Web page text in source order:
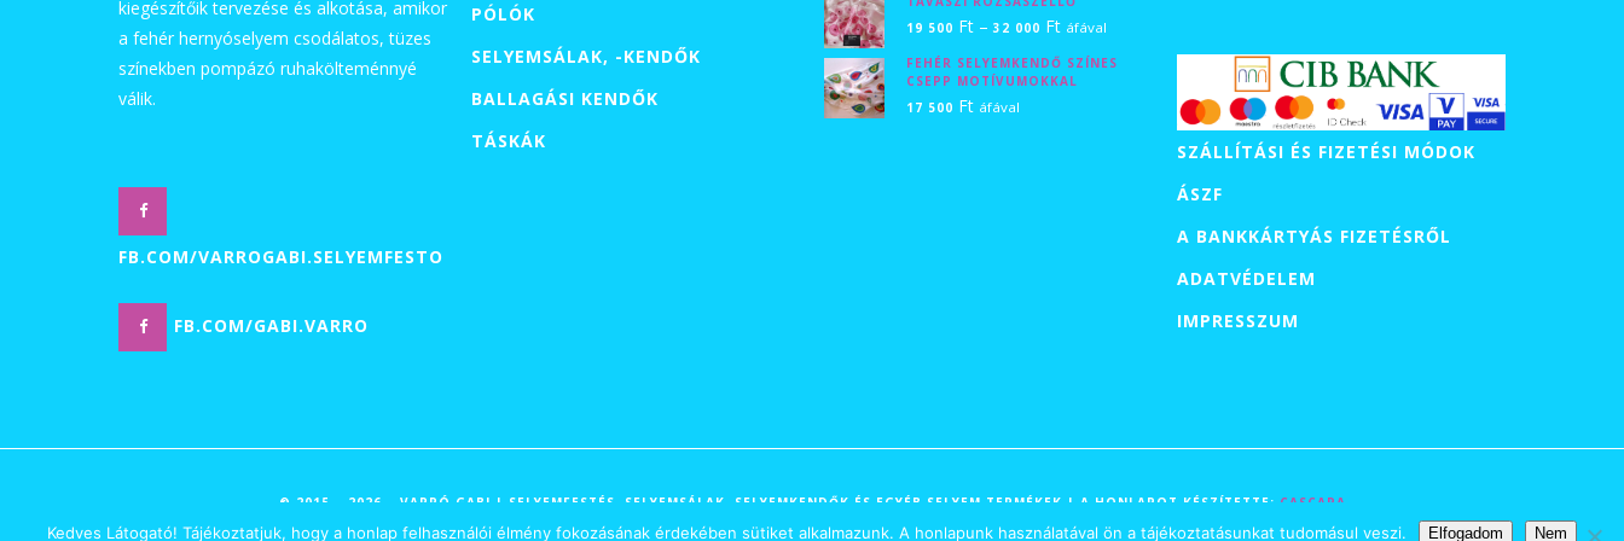
kiegészítőik tervezése és alkotása, amikor
a fehér hernyóselyem csodálatos, tüzes
színekben pompázó ruhakölteménnyé
válik.
FB.COM/VARROGABI.SELYEMFESTO
FB.COM/GABI.VARRO
PÓLÓK
SELYEMSÁLAK, -KENDŐK
BALLAGÁSI KENDŐK
TÁSKÁK
23
19 500 Ft – 32 000 FtÁrtartomány:
19
500 Ft
áfával
FEHÉR SELYEMKENDŐ SZÍNES
CSEPP MOTÍVUMOKKAL
17 500 Ft áfával
SZÁLLÍTÁSI ÉS FIZETÉSI MÓDOK
ÁSZF
A BANKKÁRTYÁS FIZETÉSRŐL
ADATVÉDELEM
IMPRESSZUM
© 2015 – 2026 – VARRÓ GABI | SELYEMFESTÉS, SELYEMSÁLAK, SELYEMKENDŐK ÉS EGYÉB SELYEM TERMÉKEK | A HONLAPOT KÉSZÍTETTE: CASCARA
Kedves Látogató! Tájékoztatjuk, hogy a honlap felhasználói élmény fokozásának érdekében sütiket alkalmazunk. A honlapunk használatával ön a tájékoztatásunkat tudomásul veszi. Elfogadom Nem